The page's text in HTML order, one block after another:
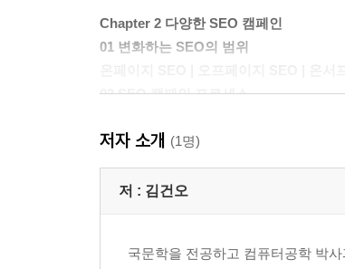
Chapter 2 다양한 SEO 캠페인
01 변화하는 SEO의 범위
02 SEO 캠페인 프로세스
04 반드시 피해야 할 블랙햇 SEO
키워드 스터핑 | 페이지 클로킹 | 링크 파
05 SEO에 대한 오해와 진실
06 SEO 최신 동향
저자 소개 (1명)
저 : 김건오
국문학을 전공하고 컴퓨터공학 박